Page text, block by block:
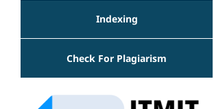
Indexing
Check For Plagiarism